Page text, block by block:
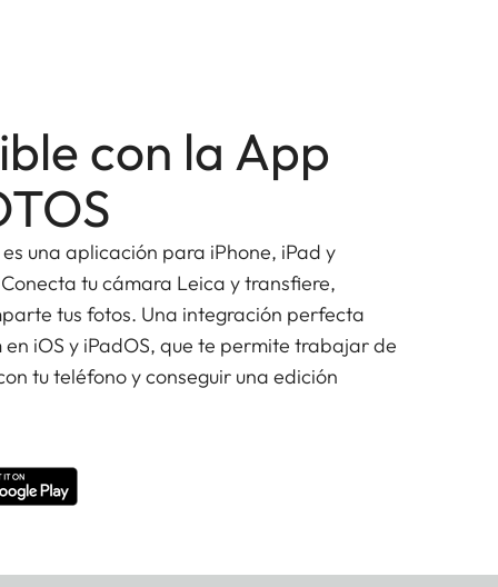
con la App
una aplicación para iPhone, iPad y
tu cámara Leica y transfiere,
tus fotos. Una integración perfecta
iOS y iPadOS, que te permite trabajar de
tu teléfono y conseguir una edición